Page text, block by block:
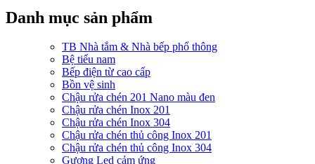
Danh mục sản phẩm
TB Nhà tắm & Nhà bếp phổ thông
Bệ tiểu nam
Bếp điện từ cao cấp
Bồn vệ sinh
Chậu rửa chén 201 Nano màu đen
Chậu rửa chén Inox 201
Chậu rửa chén Inox 304
Chậu rửa chén thủ công Inox 201
Chậu rửa chén thủ công Inox 304
Gương Led cảm ứng